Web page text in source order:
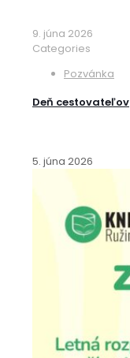
9. júna 2026
Categories
Pozvánka
Deň cestovateľov
5. júna 2026